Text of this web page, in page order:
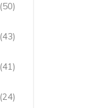
(50)
(43)
(41)
(24)